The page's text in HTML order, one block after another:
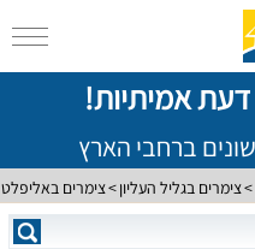
צימרים בגליל העליון צימרים באליפלט